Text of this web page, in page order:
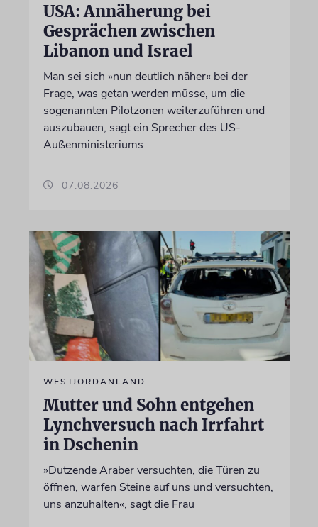
USA: Annäherung bei
Gesprächen zwischen
Libanon und Israel
Man sei sich »nun deutlich näher« bei der
Frage, was getan werden müsse, um die
sogenannten Pilotzonen weiterzuführen und
auszubauen, sagt ein Sprecher des US-
Außenministeriums
07.08.2026
WESTJORDANLAND
Mutter und Sohn entgehen
Lynchversuch nach Irrfahrt
in Dschenin
»Dutzende Araber versuchten, die Türen zu
öffnen, warfen Steine auf uns und versuchten,
uns anzuhalten«, sagt die Frau